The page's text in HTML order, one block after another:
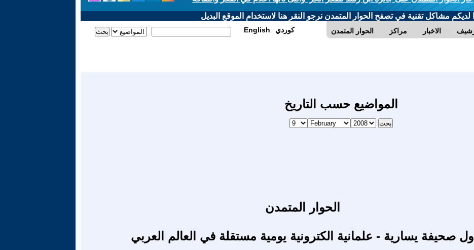
لديكم مشاكل تقنية في تصفح الحوار المتمدن نرجو النقر هنا لاستخدام الموقع البديل
الحوار المتمدن مراكز الاخبار English كوردي
المواضيع حسب التاريخ
الحوار المتمدن
اول صحيفة يسارية - علمانية الكترونية يومية مستقلة في العالم العربي